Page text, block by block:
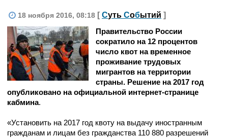
18 ноября 2016, 08:18 [ Суть Событий ]
Правительство России
сократило на 12 процентов
число квот на временное
проживание трудовых
мигрантов на территории
страны. Решение на 2017 год
опубликовано на официальной интернет-странице
кабмина.
«Установить на 2017 год квоту на выдачу иностранным
гражданам и лицам без гражданства 110 880 разрешений